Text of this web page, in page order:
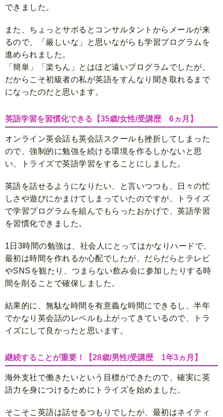
できました。
また、ちょっとサボるとコンサルタントからメールが来
るので、「厳しいな」と思いながらも学習プログラムを
進められました。
「簡単」「楽ちん」とはほど遠いプログラムでしたが、
だからこそ初級者の私が英語をすんなり聞き取れるまで
になったのだと思います。
英語学習を習慣化できる【35歳/女性/受講歴 6ヵ月】
オンライン英会話も英会話スクールも挫折してしまった
ので、強制的に勉強を続ける環境を作るしかないと思
い、トライズで英語学習をすることにしました。
英語を話せるようになりたい、と言いつつも、日々の忙
しさや遊びにかまけてしまっていたのですが、トライズ
で学習プログラムを組んでもらったおかげで、英語学習
を習慣化できました。
1日3時間の勉強は、社会人にとってはかなりハードで、
最初は時間を作れるか心配でしたが、だらだらとテレビ
やSNSを観たり、つまらない飲み会に参加したりする時
間を削ることで確保しました。
結果的に、無駄な時間を有意義な時間にできるし、半年
でかなり英会話のレベルも上がってきているので、トラ
イズにして良かったと思います。
継続することが重要！【28歳/男性/受講歴 1年3ヵ月】
海外支社で働きたいという目標ができたので、確実に英
語力を身につけるためにトライズを始めました。
そこそこ英語は話せるつもりでしたが、最初はネイティ